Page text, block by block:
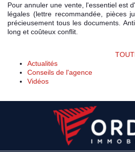
Pour annuler une vente, l'essentiel est
légales (lettre recommandée, pièces
précieusement tous les documents.
long et coûteux conflit.
Actualités
Conseils de l'agence
Vidéos